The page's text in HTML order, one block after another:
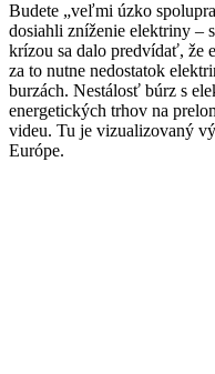
Budete „veľmi úzko
dosiahli zníženie elektriny –
krízou sa dalo predvídať, že
za to nutne nedostatok
burzách. Nestálosť búrz s
energetických trhov na
videu. Tu je vizualizovaný
Európe.